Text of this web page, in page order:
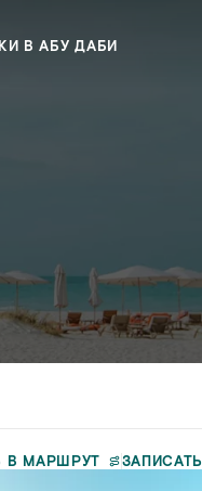
В АБУ ДАБИ
В МАРШРУТ ЗАПИСАТЬ